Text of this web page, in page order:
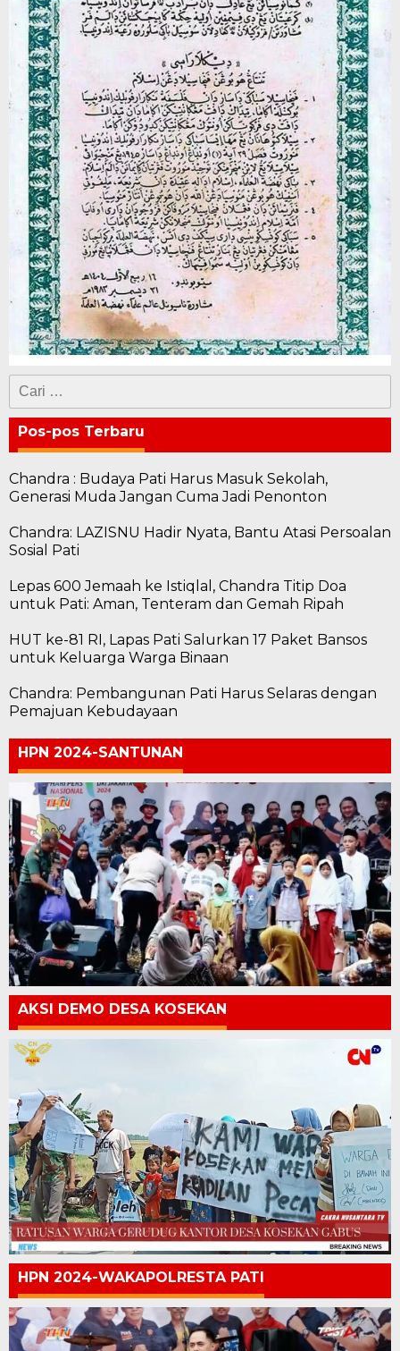
Cari
untuk:
Pos-pos Terbaru
Chandra : Budaya Pati Harus Masuk Sekolah,
Generasi Muda Jangan Cuma Jadi Penonton
Chandra: LAZISNU Hadir Nyata, Bantu Atasi Persoalan
Sosial Pati
Lepas 600 Jemaah ke Istiqlal, Chandra Titip Doa
untuk Pati: Aman, Tenteram dan Gemah Ripah
HUT ke-81 RI, Lapas Pati Salurkan 17 Paket Bansos
untuk Keluarga Warga Binaan
Chandra: Pembangunan Pati Harus Selaras dengan
Pemajuan Kebudayaan
HPN 2024-SANTUNAN
AKSI DEMO DESA KOSEKAN
HPN 2024-WAKAPOLRESTA PATI